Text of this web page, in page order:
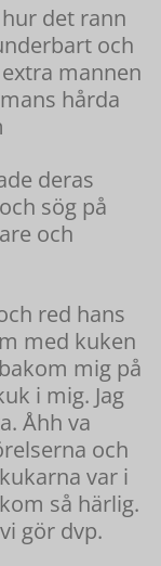
hur det rann
och
mannen
hårda
deras
sög på
och
red hans
med kuken
mig på
i mig. Jag
Åhh va
och
var i
så härlig.
gör dvp.